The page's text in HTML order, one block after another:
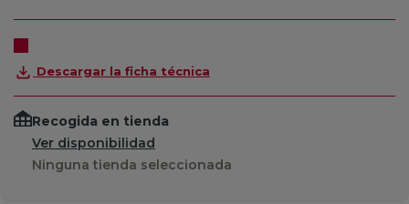
Descargar la ficha técnica
Recogida en tienda
Ver disponibilidad
Ninguna tienda seleccionada